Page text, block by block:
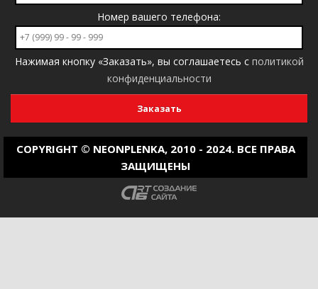
Номер вашего телефона:
Нажимая кнопку «Заказать», вы соглашаетесь с политикой
конфиденциальности
COPYRIGHT © NEONPLENKA, 2010 - 2024. ВСЕ ПРАВА
ЗАЩИЩЕНЫ